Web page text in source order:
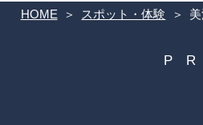
HOME スポット・体験